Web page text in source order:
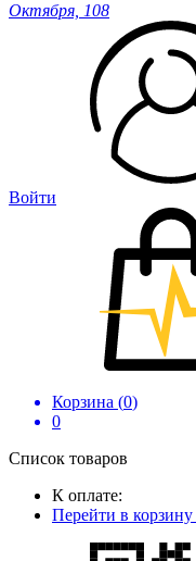
Октября, 108
Войти
Корзина (0)
0
Список товаров
К оплате:
Перейти в корзину